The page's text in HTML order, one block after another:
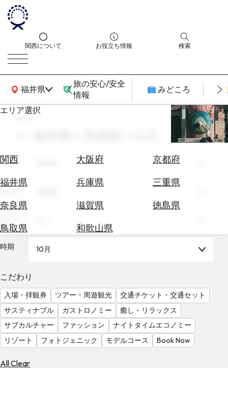
関西について お役立ち情報 検索
福井県
関西広域MAP
旅の安心/安全
情報
みどころ
エリア選択
関西 大阪府
京都府
福井県
兵庫県
三重県
奈良県
滋賀県
徳島県
鳥取県
和歌山県
エ
券
テ
を
調
べ
る
天
気
を
見
る
search
エリア
テーマ
時期 10月
こだわり
入場・拝観券 ツアー・周遊観光
交通チケット・交通セット
サスティナブル
ガストロノミー
癒し・リラックス
サブカルチャー
ファッション
ナイトタイムエコノミー
リゾート
フォトジェニック モデルコース Book Now
All Clear